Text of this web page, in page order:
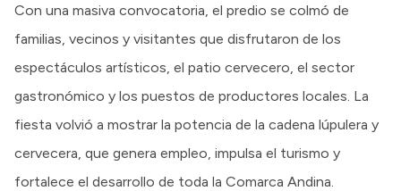
Con una masiva convocatoria, el predio se colmó de
familias, vecinos y visitantes que disfrutaron de los
espectáculos artísticos, el patio cervecero, el sector
gastronómico y los puestos de productores locales. La
fiesta volvió a mostrar la potencia de la cadena lúpulera y
cervecera, que genera empleo, impulsa el turismo y
fortalece el desarrollo de toda la Comarca Andina.